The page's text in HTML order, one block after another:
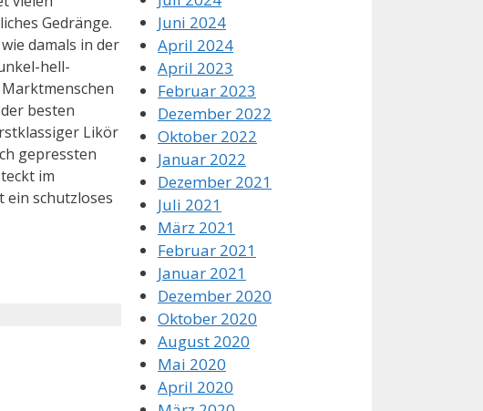
Gedränge.
damals in der
hell-
Marktmenschen
besten
Likör
gepressten
im
ein schutzloses
Juni 2024
April 2024
April 2023
Februar 2023
Dezember 2022
Oktober 2022
Januar 2022
Dezember 2021
Juli 2021
März 2021
Februar 2021
Januar 2021
Dezember 2020
Oktober 2020
August 2020
Mai 2020
April 2020